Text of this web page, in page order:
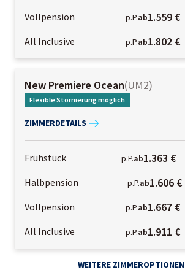
Vollpension p.P.ab1.559 €
All Inclusive p.P.ab1.802 €
New Premiere Ocean(UM2)
Flexible Stornierung möglich
ZIMMERDETAILS
Frühstück p.P.ab1.363 €
Halbpension p.P.ab1.606 €
Vollpension p.P.ab1.667 €
All Inclusive p.P.ab1.911 €
WEITERE ZIMMEROPTIONEN